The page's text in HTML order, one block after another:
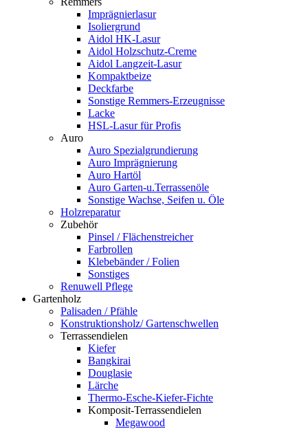
Imprägnierlasur
Isoliergrund
Aidol HK-Lasur
Aidol Holzschutz-Creme
Aidol Langzeit-Lasur
Kompaktbeize
Deckfarbe
Sonstige Remmers-Erzeugnisse
Lacke
HSL-Lasur für Profis
Auro
Auro Spezialgrundierung
Auro Imprägnierung
Auro Hartöl
Auro Garten-u.Terrassenöle
Sonstige Wachse, Seifen u. Öle
Holzreparatur
Zubehör
Pinsel / Flächenstreicher
Farbrollen
Klebebänder / Folien
Sonstiges
Renuwell Pflege
Gartenholz
Palisaden / Pfähle
Konstruktionsholz/ Gartenschwellen
Terrassendielen
Kiefer
Bangkirai
Douglasie
Lärche
Thermo-Esche-Kiefer-Fichte
Komposit-Terrassendielen
Megawood